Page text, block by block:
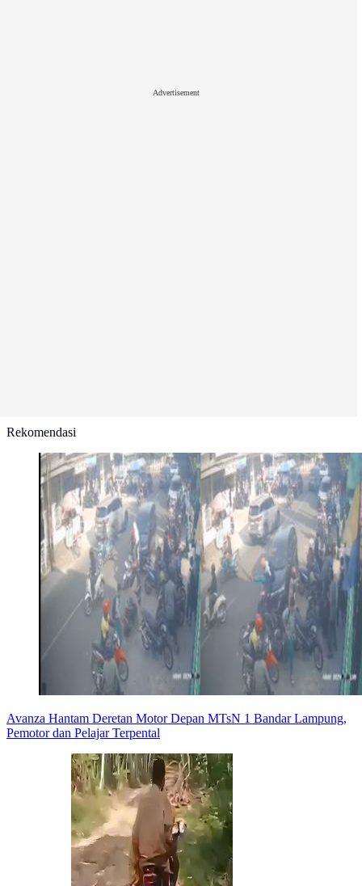
Advertisement
Rekomendasi
Avanza Hantam Deretan Motor Depan MTsN 1 Bandar Lampung,
Pemotor dan Pelajar Terpental